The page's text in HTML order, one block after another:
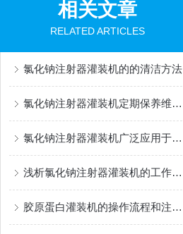
相关文章
RELATED ARTICLES
氯化钠注射器灌装机的的清洁方法
氯化钠注射器灌装机定期保养维护很有必要
氯化钠注射器灌装机广泛应用于医药行业中
浅析氯化钠注射器灌装机的工作流程
胶原蛋白灌装机的操作流程和注意事项